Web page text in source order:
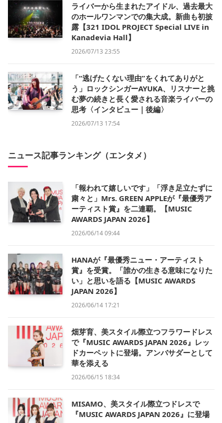
ライバーから生まれたアイドル、過去最大
のホールワンマンでの集大成。新曲も初披
露【321 IDOL PROJECT Special LIVE in
Kanadevia Hall】
2026/07/13 23:55
「“逃げたくない理由”をくれてありがと
う」ロックシンガーAYUKA、リスナーと挑
む夢の続きと長く愛される音楽ライバーの
思考〈インタビュー｜後編〉
2026/07/13 17:54
ニュース記事ランキング（エンタメ）
「報われて嬉しいです」「浮き足立たずに
粛々と」Mrs. GREEN APPLEが『最優秀ア
ーティスト賞』を二連覇。【MUSIC
AWARDS JAPAN 2026】
2026/06/14 09:44
HANAが『最優秀ニュー・アーティスト
賞』を受賞。「誰かの生きる意味になりた
い」と思いを語る【MUSIC AWARDS
JAPAN 2026】
2026/06/14 17:21
畑芽育、美スタイル際立つフラワードレス
で『MUSIC AWARDS JAPAN 2026』レッ
ドカーペットに登場。アンバサダーとして
華を添える
2026/06/15 18:34
MISAMO、美スタイル際立つドレスで
『MUSIC AWARDS JAPAN 2026』に登場